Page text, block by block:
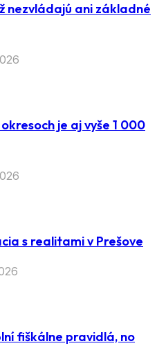
nezvládajú ani základné
je aj vyše 1 000
s realitami v Prešove
fiškálne pravidlá, no